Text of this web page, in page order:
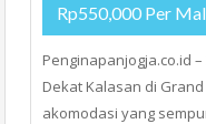
Rp550,000 Per
Penginapanjogja.co.id
Dekat Kalasan di
akomodasi yang